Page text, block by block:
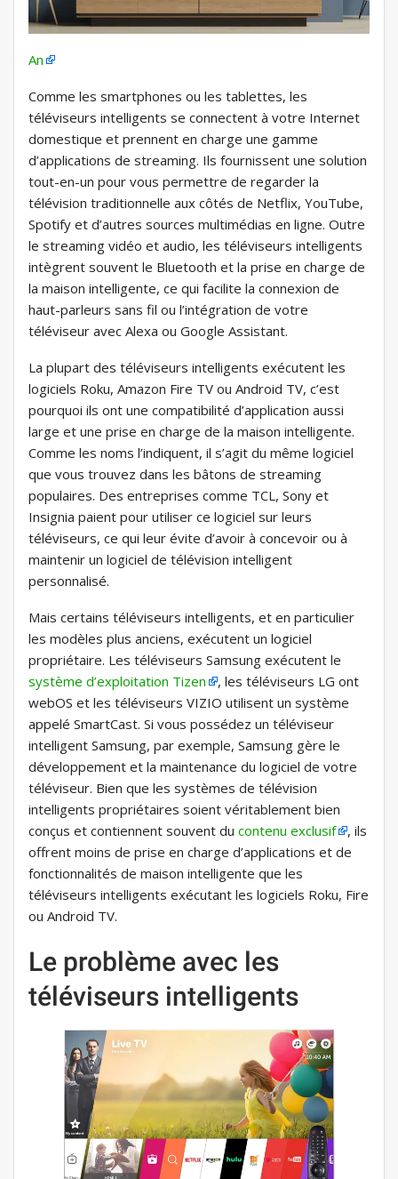
An
Comme les smartphones ou les tablettes, les
téléviseurs intelligents se connectent à votre Internet
domestique et prennent en charge une gamme
d’applications de streaming. Ils fournissent une solution
tout-en-un pour vous permettre de regarder la
télévision traditionnelle aux côtés de Netflix, YouTube,
Spotify et d’autres sources multimédias en ligne. Outre
le streaming vidéo et audio, les téléviseurs intelligents
intègrent souvent le Bluetooth et la prise en charge de
la maison intelligente, ce qui facilite la connexion de
haut-parleurs sans fil ou l’intégration de votre
téléviseur avec Alexa ou Google Assistant.
La plupart des téléviseurs intelligents exécutent les
logiciels Roku, Amazon Fire TV ou Android TV, c’est
pourquoi ils ont une compatibilité d’application aussi
large et une prise en charge de la maison intelligente.
Comme les noms l’indiquent, il s’agit du même logiciel
que vous trouvez dans les bâtons de streaming
populaires. Des entreprises comme TCL, Sony et
Insignia paient pour utiliser ce logiciel sur leurs
téléviseurs, ce qui leur évite d’avoir à concevoir ou à
maintenir un logiciel de télévision intelligent
personnalisé.
Mais certains téléviseurs intelligents, et en particulier
les modèles plus anciens, exécutent un logiciel
propriétaire. Les téléviseurs Samsung exécutent le
système d’exploitation Tizen
, les téléviseurs LG ont
webOS et les téléviseurs VIZIO utilisent un système
appelé SmartCast. Si vous possédez un téléviseur
intelligent Samsung, par exemple, Samsung gère le
développement et la maintenance du logiciel de votre
téléviseur. Bien que les systèmes de télévision
intelligents propriétaires soient véritablement bien
conçus et contiennent souvent du contenu exclusif
, ils
offrent moins de prise en charge d’applications et de
fonctionnalités de maison intelligente que les
téléviseurs intelligents exécutant les logiciels Roku, Fire
ou Android TV.
Le problème avec les
téléviseurs intelligents